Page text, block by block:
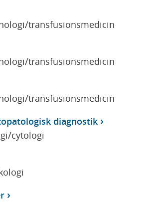
transfusionsmedicin
transfusionsmedicin
transfusionsmedicin
diagnostik
cytologi